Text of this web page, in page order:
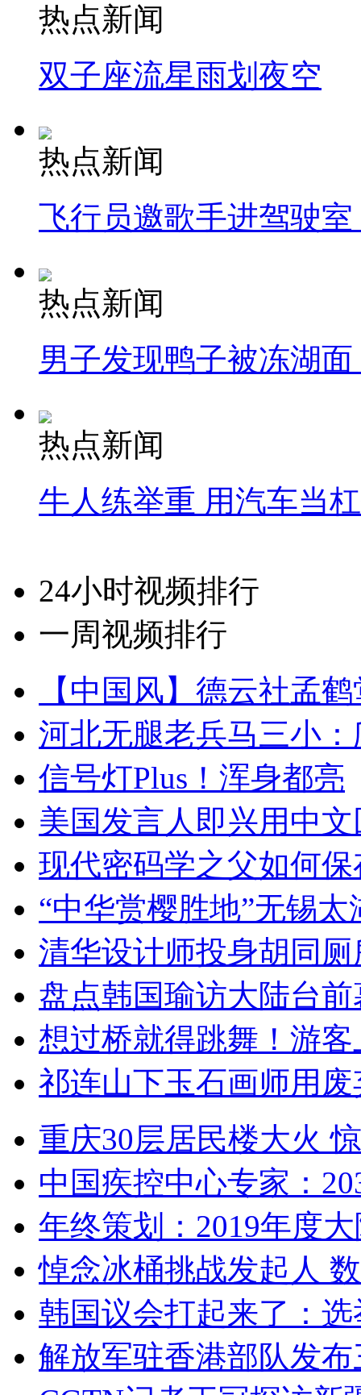
热点新闻
双子座流星雨划夜空
热点新闻
飞行员邀歌手进驾驶
热点新闻
男子发现鸭子被冻湖
热点新闻
牛人练举重 用汽车当
24小时视频排行
一周视频排行
【中国风】德云社孟
河北无腿老兵马三小
信号灯Plus！浑身都亮
美国发言人即兴用中
现代密码学之父如何
“中华赏樱胜地”无锡
清华设计师投身胡同
盘点韩国瑜访大陆台
想过桥就得跳舞！游客
祁连山下玉石画师用
重庆30层居民楼大火
中国疾控中心专家：
年终策划：2019年度
悼念冰桶挑战发起人
韩国议会打起来了：
解放军驻香港部队发